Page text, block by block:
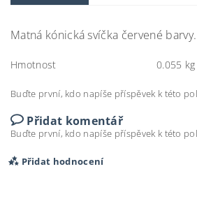
Matná kónická svíčka červené
Hmotnost 0.055 kg
Buďte první, kdo napíše příspěvek k této
Přidat komentář
Buďte první, kdo napíše příspěvek k této
Přidat hodnocení